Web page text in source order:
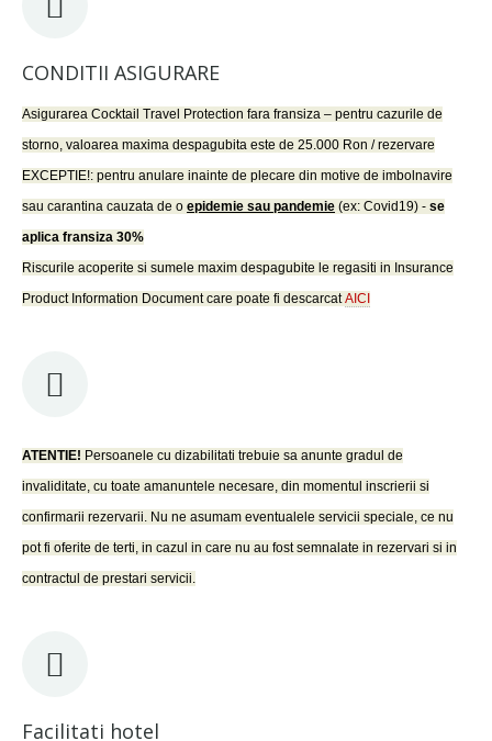
CONDITII ASIGURARE
Asigurarea Cocktail Travel Protection fara fransiza – pentru cazurile de
storno, valoarea maxima despagubita este de 25.000 Ron / rezervare
EXCEPTIE!: pentru anulare inainte de plecare din motive de imbolnavire
sau carantina cauzata de o epidemie sau pandemie (ex: Covid19) - se
aplica fransiza 30%
Riscurile acoperite si sumele maxim despagubite le regasiti in Insurance
Product Information Document care poate fi descarcat AICI
ATENTIE! Persoanele cu dizabilitati trebuie sa anunte gradul de
invaliditate, cu toate amanuntele necesare, din momentul inscrierii si
confirmarii rezervarii. Nu ne asumam eventualele servicii speciale, ce nu
pot fi oferite de terti, in cazul in care nu au fost semnalate in rezervari si in
contractul de prestari servicii.
Facilitati hotel